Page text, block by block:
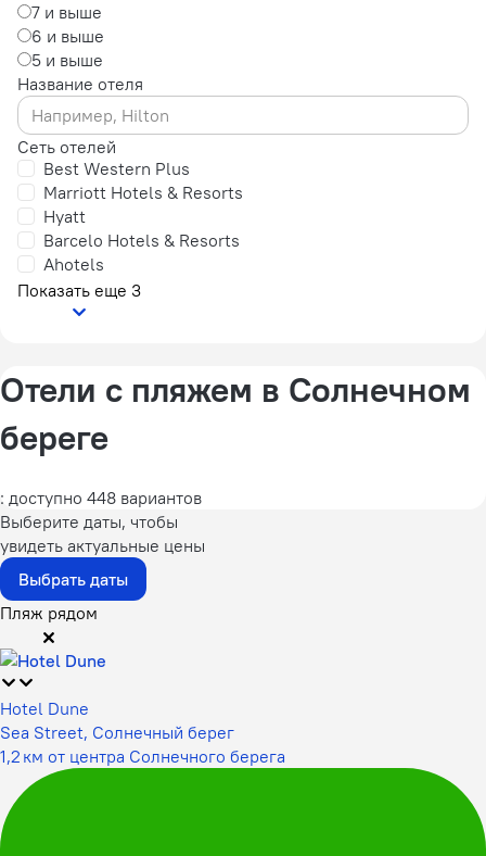
7 и выше
6 и выше
5 и выше
Название отеля
Сеть отелей
Best Western Plus
Marriott Hotels & Resorts
Hyatt
Barcelo Hotels & Resorts
Ahotels
Показать еще 3
Отели с пляжем в Солнечном
береге
: доступно 448 вариантов
Выберите даты, чтобы
увидеть актуальные цены
Выбрать даты
Пляж рядом
Hotel Dune
Sea Street, Солнечный берег
1,2 км от центра Солнечного берега